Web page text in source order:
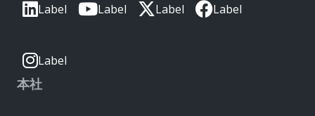
Label Label Label Label
Label
本社